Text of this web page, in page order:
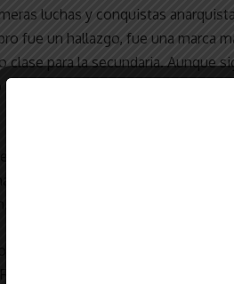
luchas y conquistas
fue un hallazgo, fue una marca
para la secundaria. Aunque
Hay toda una historia que
entre sindicatos,
sectores de izquierda que el
debe ser contada con mirada
y tantas otras y otros,